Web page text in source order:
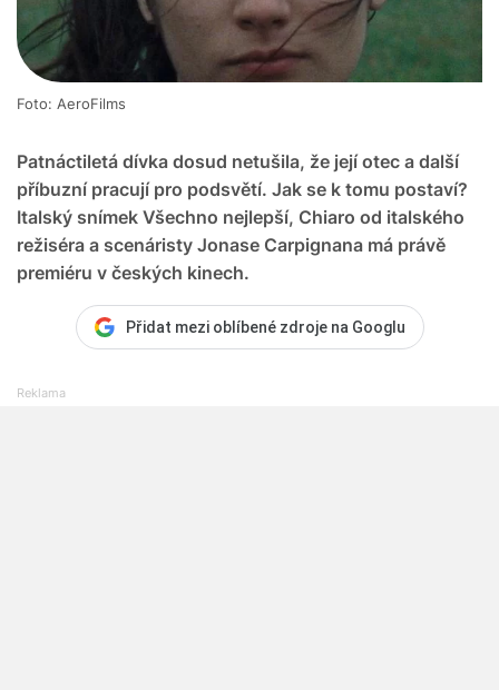
Patnáctiletá dívka dosud netušila, že její otec a další
příbuzní pracují pro podsvětí. Jak se k tomu postaví?
Italský snímek Všechno nejlepší, Chiaro od italského
režiséra a scenáristy Jonase Carpignana má právě
premiéru v českých kinech.
Foto: AeroFilms
Přidat mezi oblíbené zdroje na Googlu